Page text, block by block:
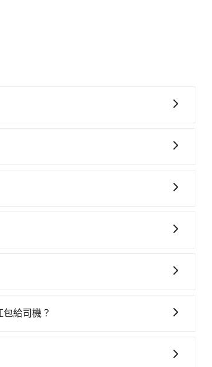
以每小時$115~205承租小轎車，每公里
C、Vios這類乘坐體驗較差的車款，如
時卻偏偏找不到停車位，對於急著用車或
程表行等叫車看看。依照里程跳錶計算，
在乘車當天下車前給司機現付。如果您選
品嚐當地的美食，與當地人交流，深入體
民宿、各地車站、機場航廈、甚至風景
給司機？
是否有相應的司機可配合，以避免後續爭